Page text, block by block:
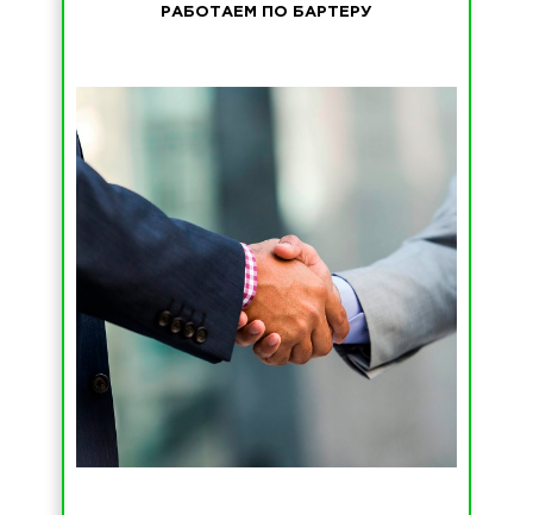
РАБОТАЕМ ПО БАРТЕРУ